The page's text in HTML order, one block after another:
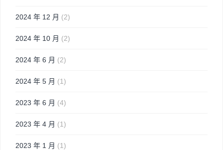
2024 年 12 月 (2)
2024 年 10 月 (2)
2024 年 6 月 (2)
2024 年 5 月 (1)
2023 年 6 月 (4)
2023 年 4 月 (1)
2023 年 1 月 (1)